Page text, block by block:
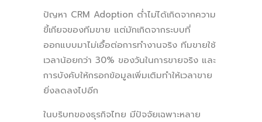
ปัญหา CRM Adoption ต่ำไม่ได้เกิดจากความ
ขี้เกียจของทีมขาย แต่มักเกิดจากระบบที่
ออกแบบมาไม่เอื้อต่อการทำงานจริง ทีมขายใช้
เวลาน้อยกว่า 30% ของวันในการขายจริง และ
การบังคับให้กรอกข้อมูลเพิ่มเติมทำให้เวลาขาย
ยิ่งลดลงไปอีก
ในบริบทของธุรกิจไทย มีปัจจัยเฉพาะหลาย